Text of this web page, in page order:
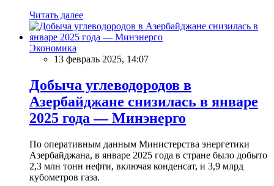
Читать далее
Экономика
13 февраль 2025, 14:07
Добыча углеводородов в
Азербайджане снизилась в январе
2025 года — Минэнерго
По оперативным данным Министерства энергетики
Азербайджана, в январе 2025 года в стране было добыто
2,3 млн тонн нефти, включая конденсат, и 3,9 млрд
кубометров газа.